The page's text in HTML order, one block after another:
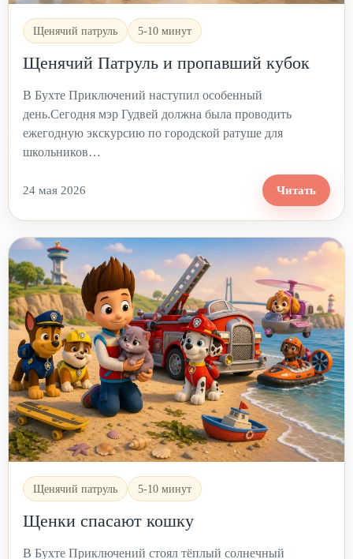
Щенячий патруль 5-10 минут
Щенячий Патруль и пропавший кубок
В Бухте Приключений наступил особенный
день.Сегодня мэр Гудвей должна была проводить
ежегодную экскурсию по городской ратуше для
школьников…
24 мая 2026 Читать
Щенячий патруль 5-10 минут
Щенки спасают кошку
В Бухте Приключений стоял тёплый солнечный